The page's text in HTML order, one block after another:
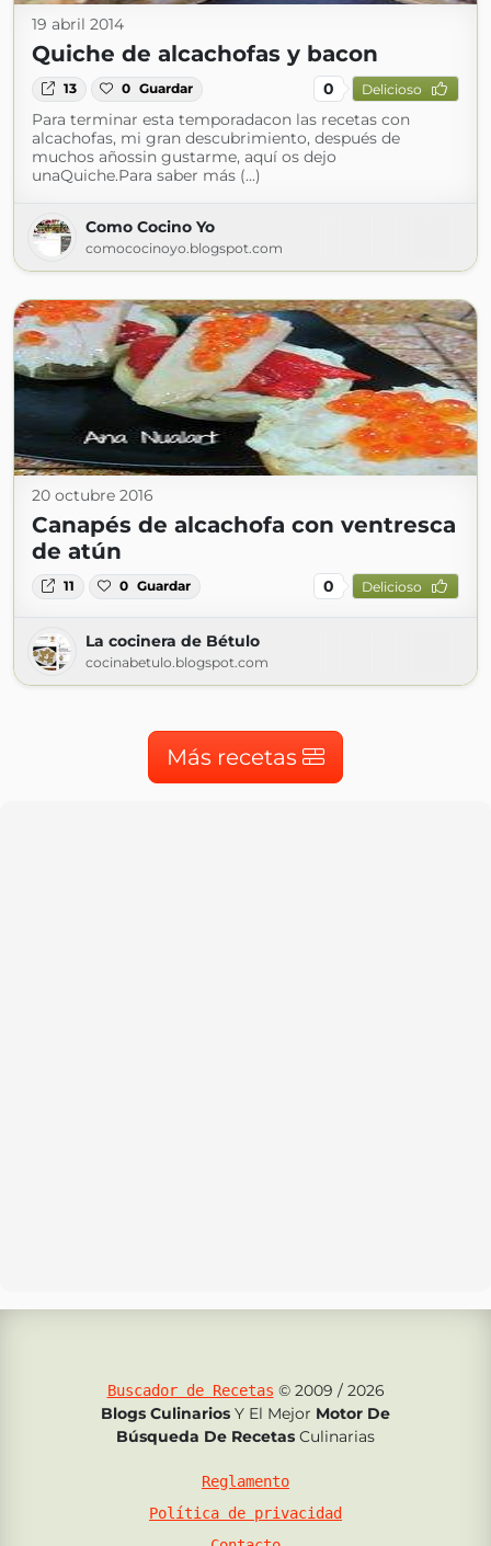
19 abril 2014
Quiche de alcachofas y bacon
13 0 Guardar 0 Delicioso
Para terminar esta temporadacon las recetas con
alcachofas, mi gran descubrimiento, después de
muchos añossin gustarme, aquí os dejo
unaQuiche.Para saber más (...)
Como Cocino Yo
comococinoyo.blogspot.com
20 octubre 2016
Canapés de alcachofa con ventresca
de atún
11 0 Guardar 0 Delicioso
La cocinera de Bétulo
cocinabetulo.blogspot.com
Más recetas
Buscador de Recetas © 2009 / 2026
Blogs Culinarios Y El Mejor Motor De
Búsqueda De Recetas Culinarias
Reglamento
Política de privacidad